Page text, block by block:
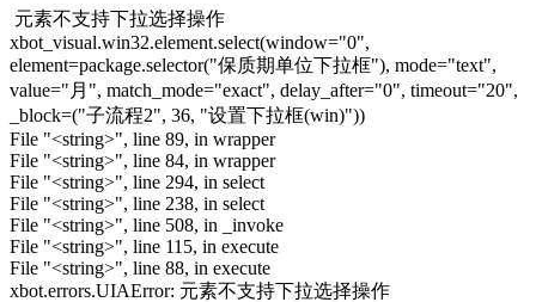
元素不支持下拉选择操作
xbot_visual.win32.element.select(window="0",
element=package.selector("保质期单位下拉框"), mode="text",
value="月", match_mode="exact", delay_after="0", timeout="20",
_block=("子流程2", 36, "设置下拉框(win)"))
File "<string>", line 89, in wrapper
File "<string>", line 84, in wrapper
File "<string>", line 294, in select
File "<string>", line 238, in select
File "<string>", line 508, in _invoke
File "<string>", line 115, in execute
File "<string>", line 88, in execute
xbot.errors.UIAError: 元素不支持下拉选择操作